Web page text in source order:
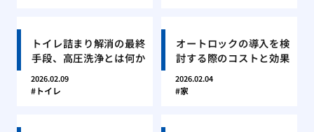
トイレ詰まり解消の最終
手段、高圧洗浄とは何か
2026.02.09
トイレ
オートロックの導入を検
討する際のコストと効果
2026.02.04
家